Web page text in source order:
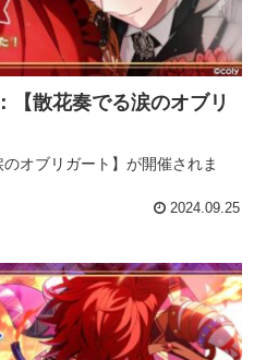
【散花奏でる涙のオブリ
オブリガート】が開催されま
2024.09.25